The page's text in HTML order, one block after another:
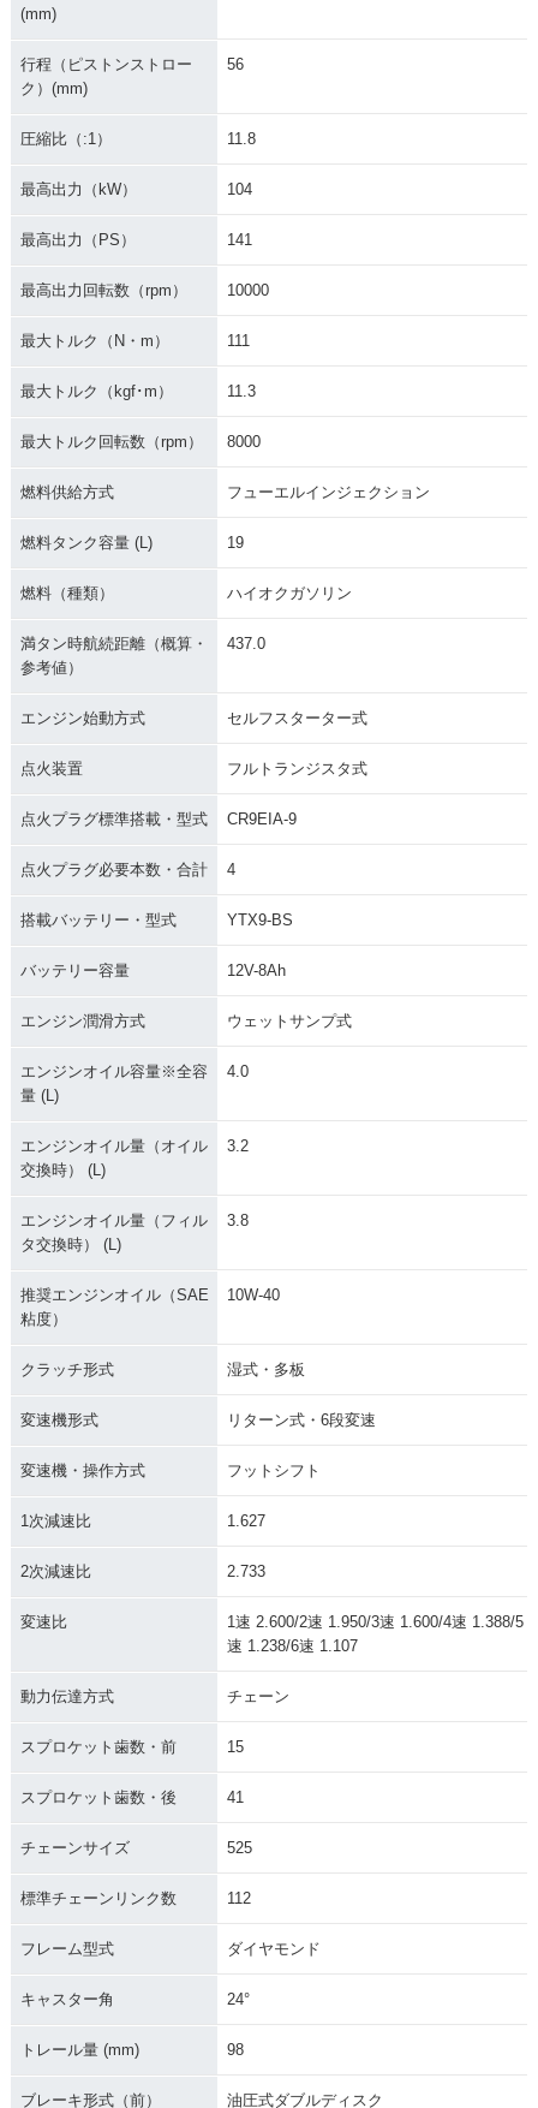
(mm)
行程（ピストンストロー
ク）(mm)
56
圧縮比（:1） 11.8
最高出力（kW） 104
最高出力（PS） 141
最高出力回転数（rpm） 10000
最大トルク（N・m） 111
最大トルク（kgf･m） 11.3
最大トルク回転数（rpm） 8000
燃料供給方式 フューエルインジェクション
燃料タンク容量 (L) 19
燃料（種類） ハイオクガソリン
満タン時航続距離（概算・
参考値）
437.0
エンジン始動方式 セルフスターター式
点火装置 フルトランジスタ式
点火プラグ標準搭載・型式 CR9EIA-9
点火プラグ必要本数・合計 4
搭載バッテリー・型式 YTX9-BS
バッテリー容量 12V-8Ah
エンジン潤滑方式 ウェットサンプ式
エンジンオイル容量※全容
量 (L)
4.0
エンジンオイル量（オイル
交換時） (L)
3.2
エンジンオイル量（フィル
タ交換時） (L)
3.8
推奨エンジンオイル（SAE
粘度）
10W-40
クラッチ形式 湿式・多板
変速機形式 リターン式・6段変速
変速機・操作方式 フットシフト
1次減速比 1.627
2次減速比 2.733
変速比
1速 2.600/2速 1.950/3速 1.600/4速 1.388/5
速 1.238/6速 1.107
動力伝達方式 チェーン
スプロケット歯数・前 15
スプロケット歯数・後 41
チェーンサイズ 525
標準チェーンリンク数 112
フレーム型式 ダイヤモンド
キャスター角 24°
トレール量 (mm) 98
ブレーキ形式（前） 油圧式ダブルディスク